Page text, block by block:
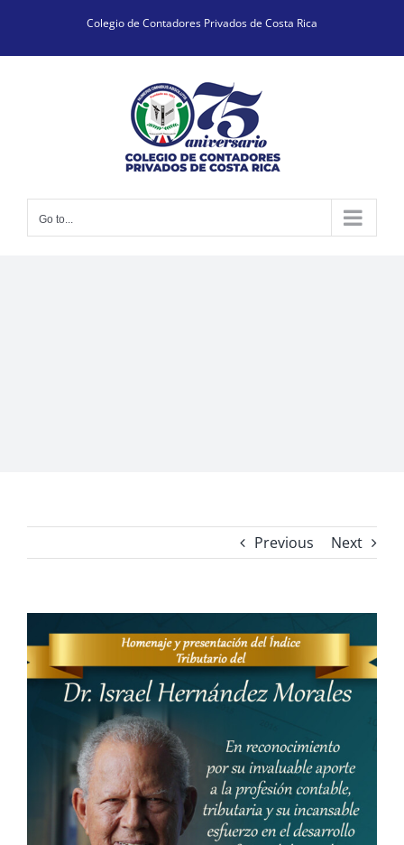
content
Colegio de Contadores Privados de Costa Rica
Go to...
Previous Next
Larger
Image